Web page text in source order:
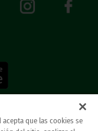
que las cookies se